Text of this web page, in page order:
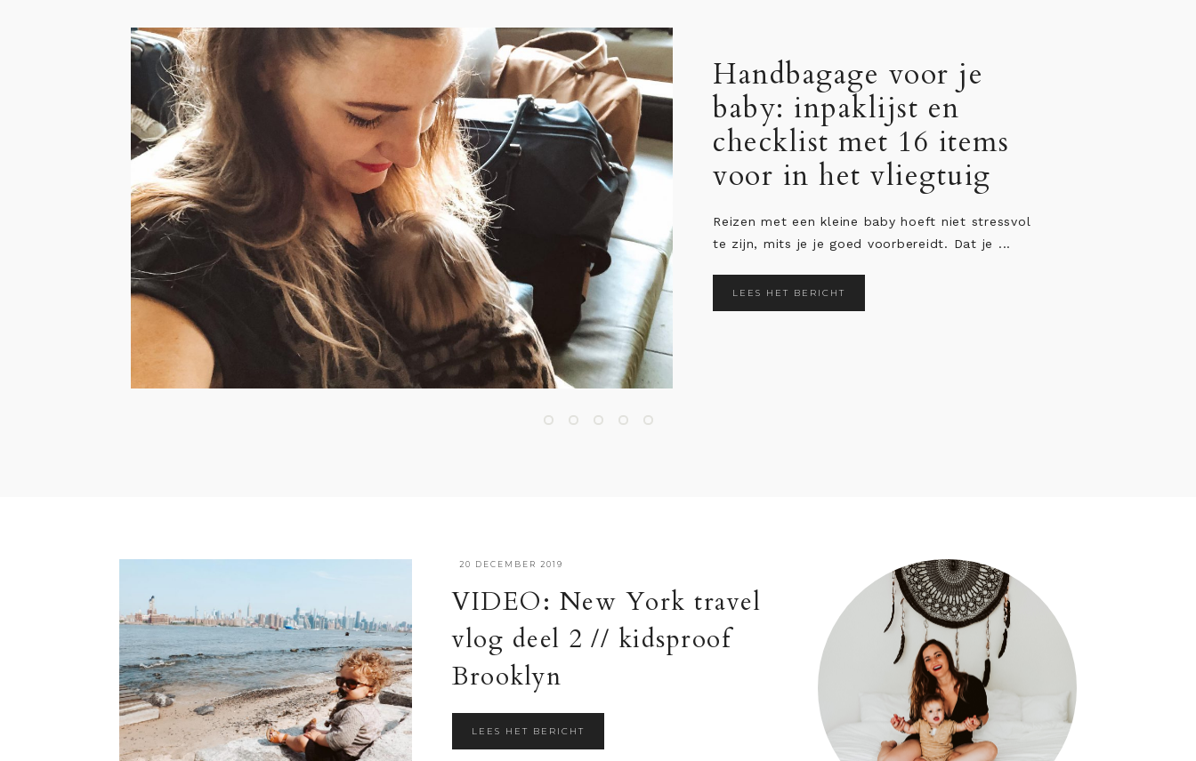
Handbagage voor je
baby: inpaklijst en
checklist met 16 items
voor in het vliegtuig
Reizen met een kleine baby hoeft niet stressvol
te zijn, mits je je goed voorbereidt. Dat je ...
LEES HET BERICHT
20 DECEMBER 2019
VIDEO: New York travel
vlog deel 2 // kidsproof
Brooklyn
LEES HET BERICHT